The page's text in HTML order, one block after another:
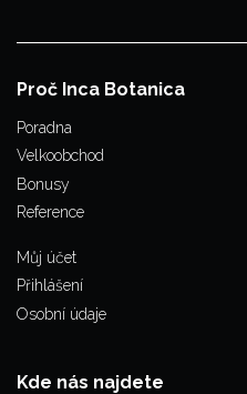
Proč Inca Botanica
Poradna
Velkoobchod
Bonusy
Reference
Můj účet
Přihlášení
Osobní údaje
Kde nás najdete